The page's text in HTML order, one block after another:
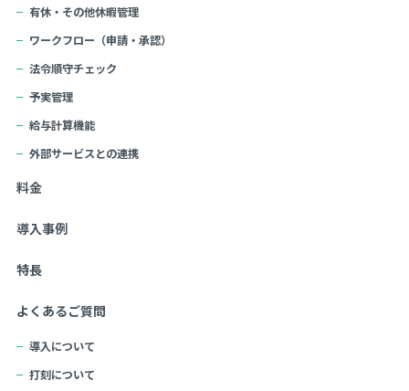
有休・その他休暇管理
ワークフロー（申請・承認）
法令順守チェック
予実管理
給与計算機能
外部サービスとの連携
料金
導入事例
特長
よくあるご質問
導入について
打刻について